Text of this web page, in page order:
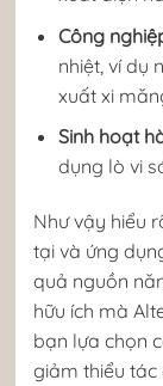
Công
nhiệt, ví dụ
xuất xi
Sinh hoạt
dụng lò vi
Như vậy hiểu
tại và ứng
quả nguồn
hữu ích mà
bạn lựa chọn
giảm thiểu tác